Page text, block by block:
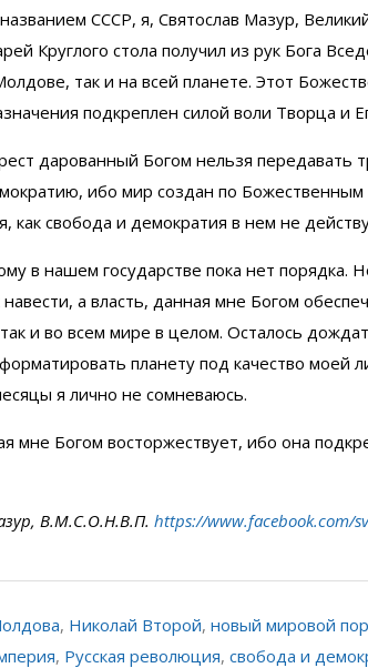
СССР, я, Святослав Мазур,
Круглого стола получил из рук Бога
так и на всей планете. Этот
подкреплен силой воли Творца и
дарованный Богом нельзя передавать
ибо мир создан по Божественным
как свобода и демократия в нем не
в нашем государстве пока нет порядка.
а власть, данная мне Богом
и во всем мире в целом. Осталось
планету под качество моей
я лично не сомневаюсь.
мне Богом восторжествует, ибо она
В.М.С.О.Н.В.П. https://www.facebook.com/
, Николай Второй, новый мировой
, Русская революция, свобода и